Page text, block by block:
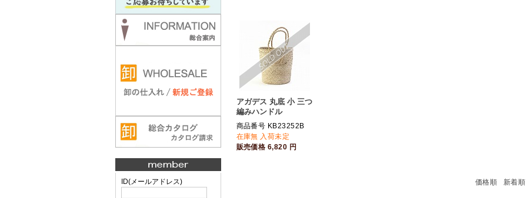
ID(メールアドレス)
アガデス 丸底 小 三つ
編みハンドル
商品番号 KB23252B
在庫無 入荷未定
販売価格 6,820 円
価格順 新着順